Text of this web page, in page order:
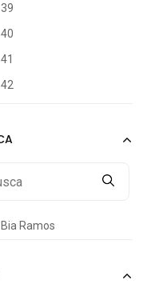
39
40
41
42
44
Bia Ramos